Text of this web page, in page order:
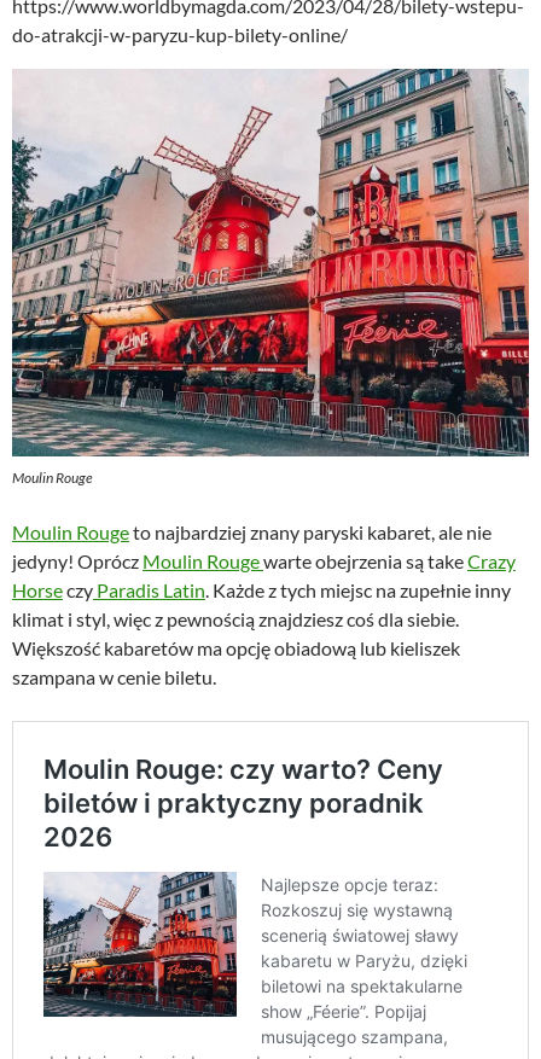
https://www.worldbymagda.com/2023/04/28/bilety-wstepu-
do-atrakcji-w-paryzu-kup-bilety-online/
Moulin Rouge
Moulin Rougeto najbardziej znany paryski kabaret, ale nie
jedyny! Oprócz Moulin Rougewarte obejrzenia są takeCrazy
Horseczy Paradis Latin . Każde z tych miejsc na zupełnie inny
klimat i styl, więc z pewnością znajdziesz coś dla siebie.
Większość kabaretów ma opcję obiadową lub kieliszek
szampana w cenie biletu.